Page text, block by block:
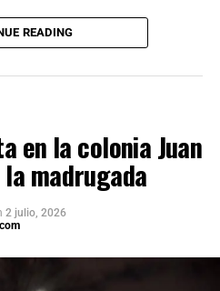
apuntan a que el hombre
Fiscalía y del Servicio Médico
del cuerpo e inició la
para esclarecer
READING
en la colonia Juan
madrugada
2 julio, 2026